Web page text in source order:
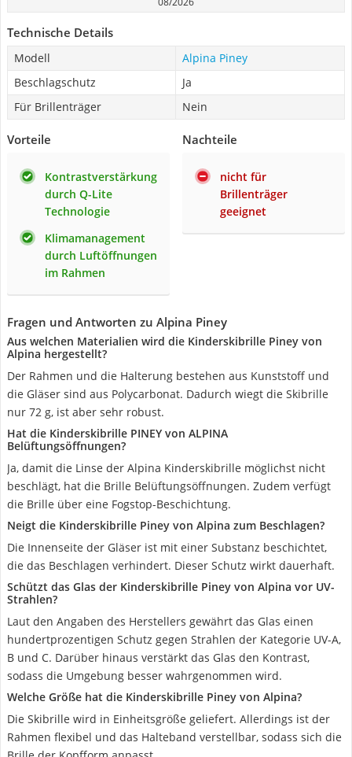
Technische Details
Modell
Alpina Piney
Beschlagschutz
Ja
Für Brillenträger
Nein
Vorteile
Kontrastverstärkung
durch Q-Lite
Technologie
Klimamanagement
durch Luftöffnungen
im Rahmen
Nachteile
nicht für
Brillenträger
geeignet
Fragen und Antworten zu Alpina Piney
Aus welchen Materialien wird die Kinderskibrille Piney von
Alpina hergestellt?
Der Rahmen und die Halterung bestehen aus Kunststoff und
die Gläser sind aus Polycarbonat. Dadurch wiegt die Skibrille
nur 72 g, ist aber sehr robust.
Hat die Kinderskibrille PINEY von ALPINA
Belüftungsöffnungen?
Ja, damit die Linse der Alpina Kinderskibrille möglichst nicht
beschlägt, hat die Brille Belüftungsöffnungen. Zudem verfügt
die Brille über eine Fogstop-Beschichtung.
Neigt die Kinderskibrille Piney von Alpina zum Beschlagen?
Die Innenseite der Gläser ist mit einer Substanz beschichtet,
die das Beschlagen verhindert. Dieser Schutz wirkt dauerhaft.
Schützt das Glas der Kinderskibrille Piney von Alpina vor UV-
Strahlen?
Laut den Angaben des Herstellers gewährt das Glas einen
hundertprozentigen Schutz gegen Strahlen der Kategorie UV-A,
B und C. Darüber hinaus verstärkt das Glas den Kontrast,
sodass die Umgebung besser wahrgenommen wird.
Welche Größe hat die Kinderskibrille Piney von Alpina?
Die Skibrille wird in Einheitsgröße geliefert. Allerdings ist der
Rahmen flexibel und das Halteband verstellbar, sodass sich die